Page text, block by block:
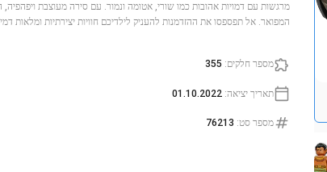
מרגשות עם דמויות אהובות כמו שורי, אטומה ונמור. עם סירה מעוצבת
המפואר. אל תפספסו את ההזדמנות להעניק לילדיכם חוויות יצירתיות ומלאות
מספר חלקים:
355
תאריך יציאה:
01.10.2022
מספר סט:
76213